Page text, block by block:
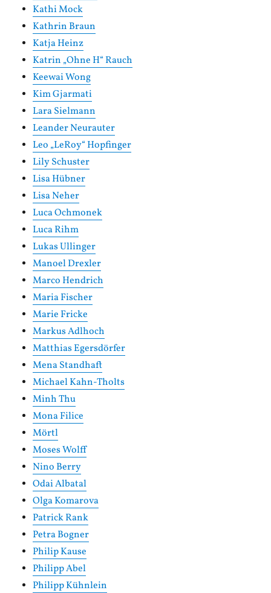
Kathi Mock
Kathrin Braun
Katja Heinz
Katrin „Ohne H“ Rauch
Keewai Wong
Kim Gjarmati
Lara Sielmann
Leander Neurauter
Leo „LeRoy“ Hopfinger
Lily Schuster
Lisa Hübner
Lisa Neher
Luca Ochmonek
Luca Rihm
Lukas Ullinger
Manoel Drexler
Marco Hendrich
Maria Fischer
Marie Fricke
Markus Adlhoch
Matthias Egersdörfer
Mena Standhaft
Michael Kahn-Tholts
Minh Thu
Mona Filice
Mörtl
Moses Wolff
Nino Berry
Odai Albatal
Olga Komarova
Patrick Rank
Petra Bogner
Philip Kause
Philipp Abel
Philipp Kühnlein